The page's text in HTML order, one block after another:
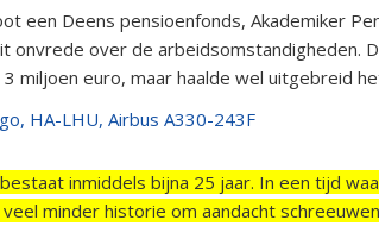
een Deens pensioenfonds, Akademiker
onvrede over de arbeidsomstandigheden.
miljoen euro, maar haalde wel uitgebreid
inmiddels bijna 25 jaar. In een tijd
minder historie om aandacht